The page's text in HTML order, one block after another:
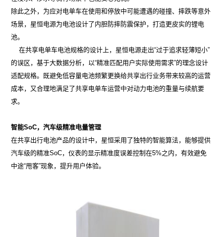
除此之外，为应对电单车在使用和停放中可能遭遇的碰撞、摔跌等意外
场景，星恒电源为电池设计了内胆防摔防震保护，打造更皮实的锂电
池。
在共享电单车电池规格的设计上，星恒电源走出“过于追求轻薄短小”
的误区，基于大数据分析，以“精准匹配用户实际使用需求”的理念设计
适配规格。既避免低容量电池频繁更换给共享出行业务带来较高的运营
成本，又合理地满足了共享电单车运营中对动力电池的重量与续航要
求。
智能SoC，汽车级精准电量管理
在共享出行电池产品的设计中，星恒采用了独特的智能算法，能够提供
汽车级的精准SoC，仪表的显示精准度误差控制在5%之内，有效避免
中途“甩客”现象，提升用户体验。